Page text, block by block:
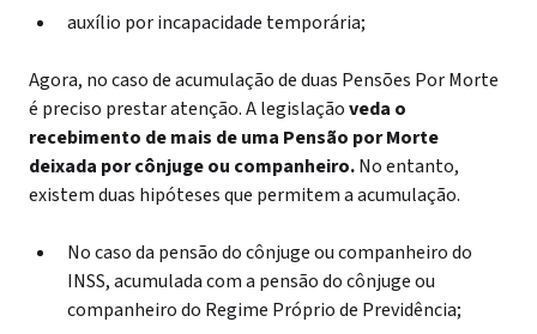
auxílio por incapacidade temporária;
Agora, no caso de acumulação de duas Pensões Por Morte
é preciso prestar atenção. A legislaçãoveda o
recebimento de mais de uma Pensão por Morte
deixada por cônjuge ou companheiro.No entanto,
existem duas hipóteses que permitem a acumulação.
No caso da pensão do cônjuge ou companheiro do
INSS, acumulada com a pensão do cônjuge ou
companheiro do Regime Próprio de Previdência;